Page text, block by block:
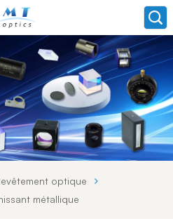
optique
métallique